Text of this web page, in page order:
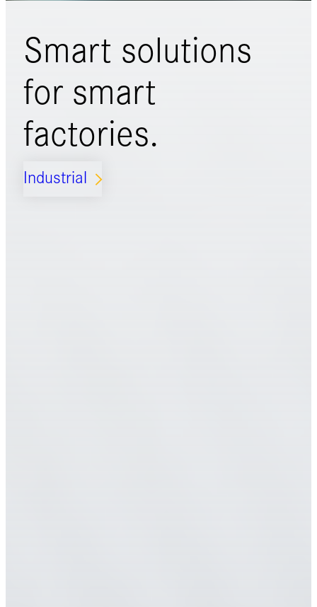
Smart solutions
for smart
factories.
Industrial ARROW_FORWARD_IOS